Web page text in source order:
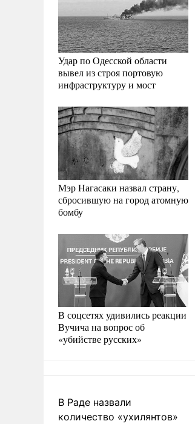
Удар по Одесской области
вывел из строя портовую
инфраструктуру и мост
Мэр Нагасаки назвал страну,
сбросившую на город атомную
бомбу
В соцсетях удивились реакции
Вучича на вопрос об
«убийстве русских»
В Раде назвали
количество «ухилянтов»